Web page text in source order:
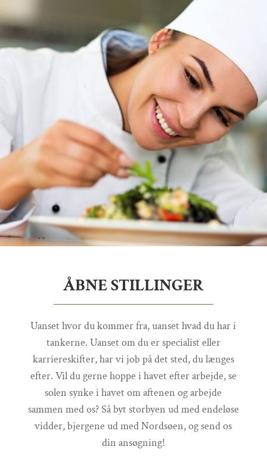
ÅBNE STILLINGER
Uanset hvor du kommer fra, uanset hvad du har i
tankerne. Uanset om du er specialist eller
karriereskifter, har vi job på det sted, du længes
efter. Vil du gerne hoppe i havet efter arbejde, se
solen synke i havet om aftenen og arbejde
sammen med os? Så byt storbyen ud med endeløse
vidder, bjergene ud med Nordsøen, og send os
din ansøgning!